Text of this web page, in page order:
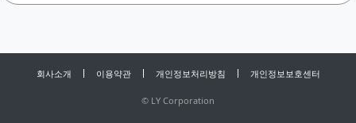
회사소개 이용약관 개인정보처리방침 개인정보보호센터
© LY Corporation